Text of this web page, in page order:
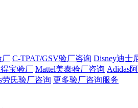
厂 C-TPAT/GSV验厂咨询 Disney迪士
得宝验厂 Mattel美泰验厂咨询 Adidas
劳氏验厂咨询 更多验厂咨询服务